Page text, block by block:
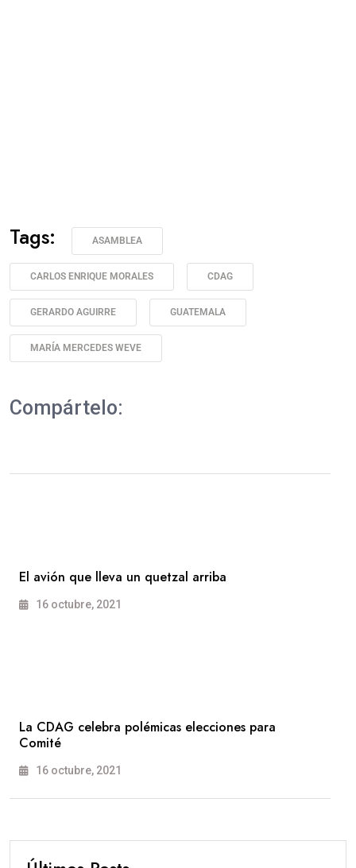
Tags: ASAMBLEA
CARLOS ENRIQUE MORALES CDAG
GERARDO AGUIRRE GUATEMALA
MARÍA MERCEDES WEVE
Compártelo:
El avión que lleva un quetzal arriba
16 octubre, 2021
La CDAG celebra polémicas elecciones para
Comité
16 octubre, 2021